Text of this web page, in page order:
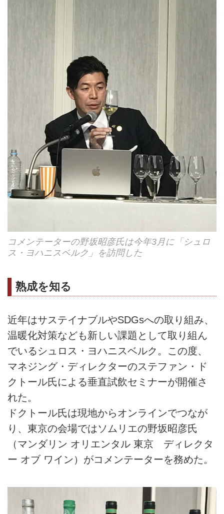
コメンテーターの野坂昭彦氏は今年3月に「シュロ
ス・ヨハニスベルク」を訪問した
熟成を知る
近年はサステイナブルやSDGsへの取り組み、
温暖化対策なども新しい課題として取り組ん
でいるシュロス・ヨハニスベルク。この度、
マネジング・ディレクターのステファン・ド
クトール氏による垂直試飲セミナーが開催さ
れた。
ドクトール氏は現地からオンラインでつなが
り、東京の会場ではソムリエの野坂昭彦氏
（マンダリン オリエンタル 東京 ディレクタ
ー オブ ワイン）がコメンテーターを務めた。